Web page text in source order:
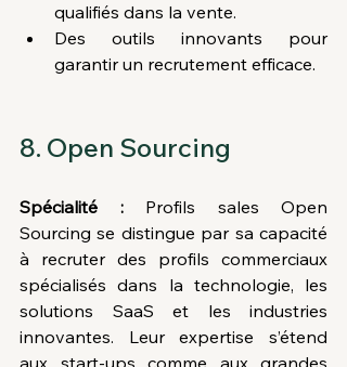
qualifiés dans la vente.
Des outils innovants pour
garantir un recrutement efficace.
8. Open Sourcing
Spécialité : Profils sales Open
Sourcing se distingue par sa capacité
à recruter des profils commerciaux
spécialisés dans la technologie, les
solutions SaaS et les industries
innovantes. Leur expertise s’étend